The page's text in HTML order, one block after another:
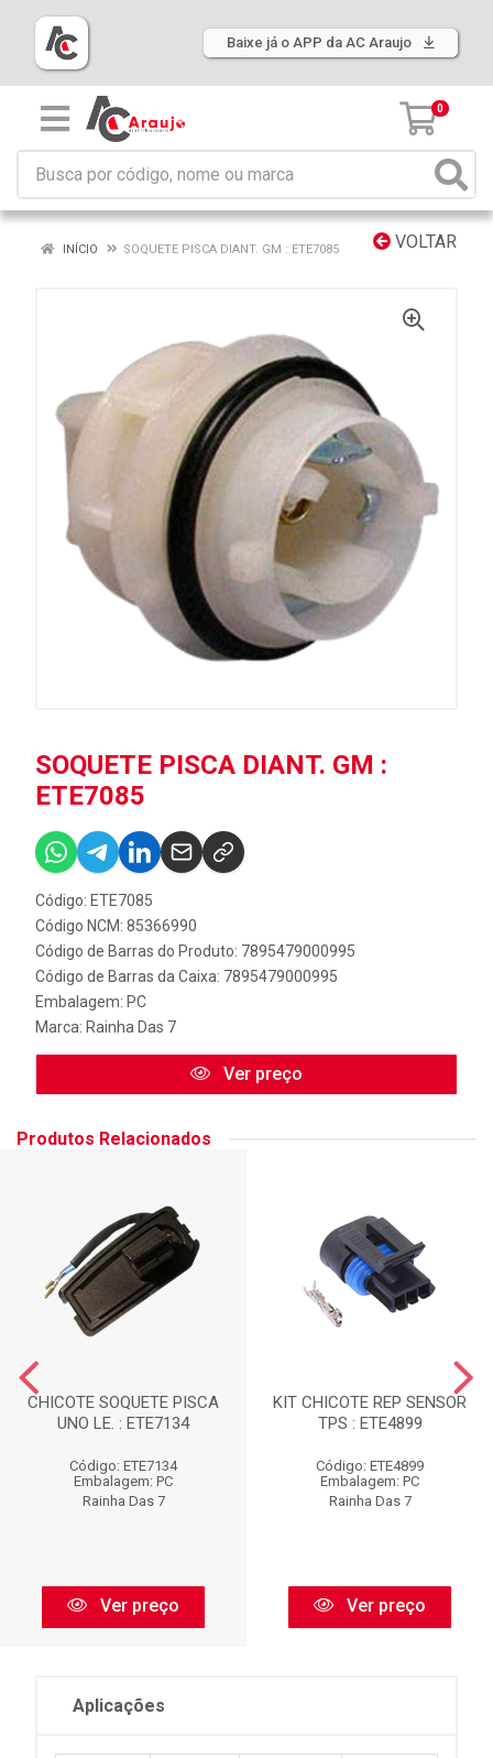
Baixe já o APP da AC Araujo
0
VOLTAR
INÍCIO SOQUETE PISCA DIANT. GM : ETE7085
SOQUETE PISCA DIANT. GM :
ETE7085
Código: ETE7085
Código NCM: 85366990
Código de Barras do Produto: 7895479000995
Código de Barras da Caixa: 7895479000995
Embalagem: PC
Marca: Rainha Das 7
Ver preço
Produtos Relacionados
CHICOTE SOQUETE PISCA
UNO LE. : ETE7134
Código: ETE7134
Embalagem: PC
Rainha Das 7
Ver preço
KIT CHICOTE REP SENSOR
TPS : ETE4899
Código: ETE4899
Embalagem: PC
Rainha Das 7
Ver preço
Aplicações